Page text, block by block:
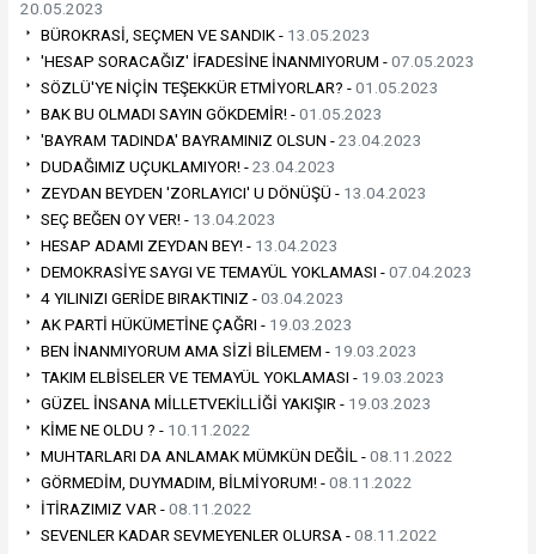
20.05.2023
BÜROKRASİ, SEÇMEN VE SANDIK - 13.05.2023
'HESAP SORACAĞIZ' İFADESİNE İNANMIYORUM -07.05.2023
SÖZLÜ'YE NİÇİN TEŞEKKÜR ETMİYORLAR? -01.05.2023
BAK BU OLMADI SAYIN GÖKDEMİR! -01.05.2023
'BAYRAM TADINDA' BAYRAMINIZ OLSUN -23.04.2023
DUDAĞIMIZ UÇUKLAMIYOR! -23.04.2023
ZEYDAN BEYDEN 'ZORLAYICI' U DÖNÜŞÜ - 13.04.2023
SEÇ BEĞEN OY VER! - 13.04.2023
HESAP ADAMI ZEYDAN BEY! - 13.04.2023
DEMOKRASİYE SAYGI VE TEMAYÜL YOKLAMASI -07.04.2023
4 YILINIZI GERİDE BIRAKTINIZ -03.04.2023
AK PARTİ HÜKÜMETİNE ÇAĞRI - 19.03.2023
BEN İNANMIYORUM AMA SİZİ BİLEMEM - 19.03.2023
TAKIM ELBİSELER VE TEMAYÜL YOKLAMASI - 19.03.2023
GÜZEL İNSANA MİLLETVEKİLLİĞİ YAKIŞIR - 19.03.2023
KİME NE OLDU ? - 10.11.2022
MUHTARLARI DA ANLAMAK MÜMKÜN DEĞİL -08.11.2022
GÖRMEDİM, DUYMADIM, BİLMİYORUM! -08.11.2022
İTİRAZIMIZ VAR -08.11.2022
SEVENLER KADAR SEVMEYENLER OLURSA -08.11.2022